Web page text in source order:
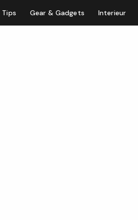
Tips Gear & Gadgets Interieur